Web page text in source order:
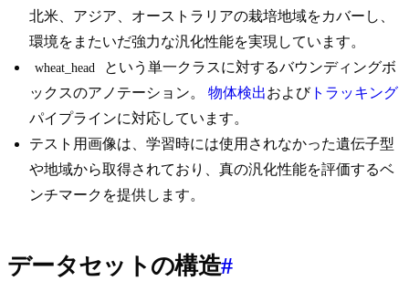
北米、アジア、オーストラリアの栽培地域をカバーし、
環境をまたいだ強力な汎化性能を実現しています。
wheat_head
という単一クラスに対するバウンディングボ
ックスのアノテーション。 物体検出およびトラッキング
パイプラインに対応しています。
テスト用画像は、学習時には使用されなかった遺伝子型
や地域から取得されており、真の汎化性能を評価するベ
ンチマークを提供します。
データセットの構造#